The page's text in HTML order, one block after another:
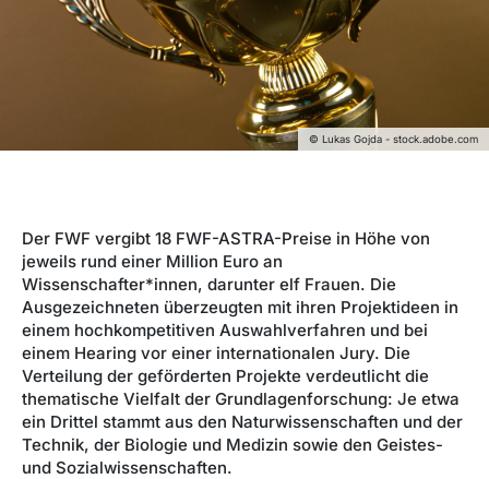
© Lukas Gojda - stock.adobe.com
Der FWF vergibt 18 FWF-ASTRA-Preise in Höhe von
jeweils rund einer Million Euro an
Wissenschafter*innen, darunter elf Frauen. Die
Ausgezeichneten überzeugten mit ihren Projektideen in
einem hochkompetitiven Auswahlverfahren und bei
einem Hearing vor einer internationalen Jury. Die
Verteilung der geförderten Projekte verdeutlicht die
thematische Vielfalt der Grundlagenforschung: Je etwa
ein Drittel stammt aus den Naturwissenschaften und der
Technik, der Biologie und Medizin sowie den Geistes-
und Sozialwissenschaften.